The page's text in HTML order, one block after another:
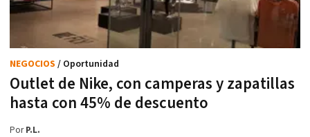
Outlet de Nike, con camperas y zapatillas
hasta con 45% de descuento
NEGOCIOS / Oportunidad
PorP.L.